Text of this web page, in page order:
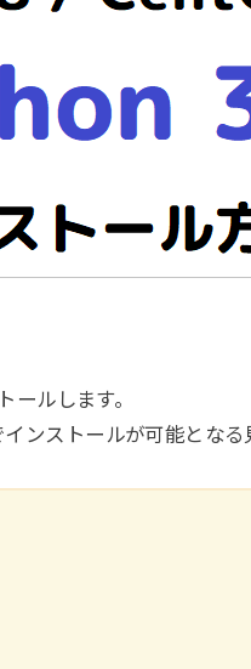
ールします。
ンストールが可能となる